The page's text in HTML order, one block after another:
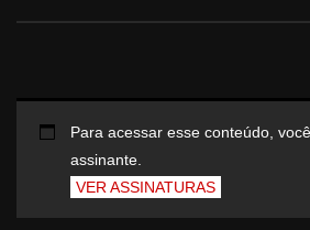
Para acessar esse conteúdo,
assinante.
VER ASSINATURAS